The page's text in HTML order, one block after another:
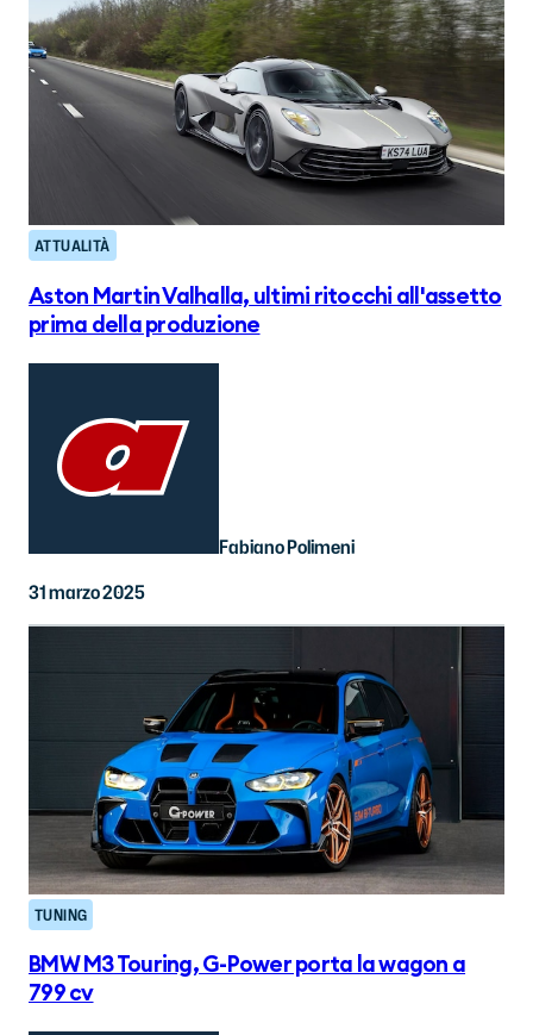
ATTUALITÀ
Aston Martin Valhalla, ultimi ritocchi all'assetto
prima della produzione
Fabiano Polimeni
31 marzo 2025
TUNING
BMW M3 Touring, G-Power porta la wagon a
799 cv